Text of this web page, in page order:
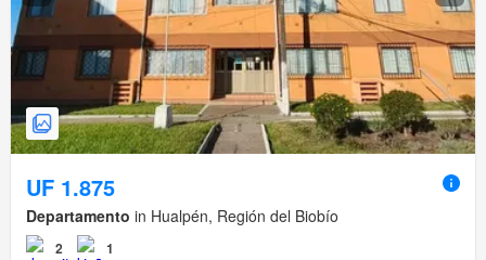
UF 1.875
Departamento in Hualpén, Región del Biobío
2 1